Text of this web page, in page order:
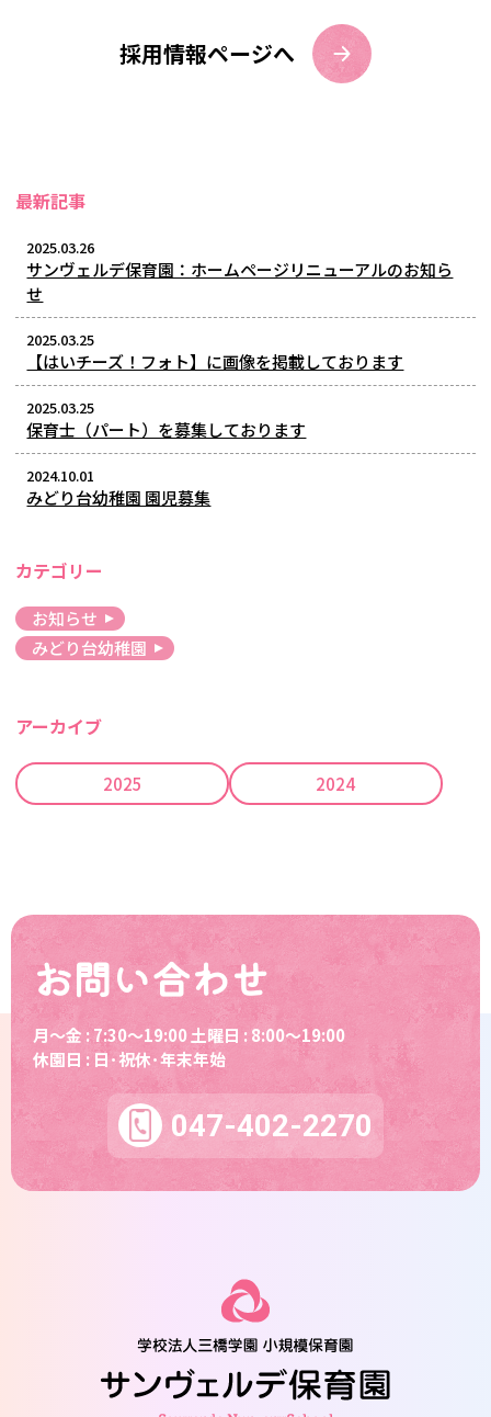
採用情報ページへ
最新記事
2025.03.26
​サンヴェルデ保育園：ホームページリニューアルのお知ら
せ
2025.03.25
【はいチーズ！フォト】に画像を掲載しております
2025.03.25
保育士（パート）を募集しております
2024.10.01
​みどり台幼稚園 園児募集
カテゴリー
お知らせ
みどり台幼稚園
アーカイブ
2025 2024
お問い合わせ
月～金 : 7:30～19:00 土曜日 : 8:00～19:00
休園日 : 日･祝休･年末年始
047-402-2270